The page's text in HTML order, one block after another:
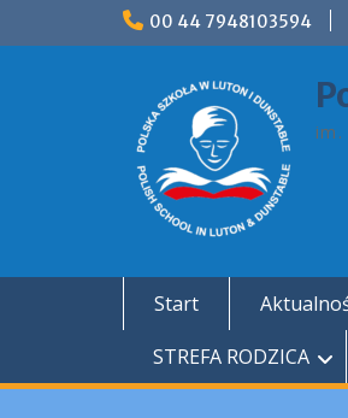
00 44 7948103594
Start
STREFA RODZICA